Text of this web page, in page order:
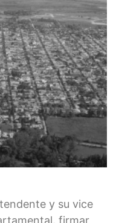
y su vice
firmar